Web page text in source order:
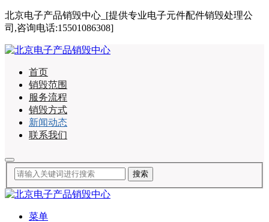
北京电子产品销毁中心_[提供专业电子元件配件销毁处理公
司,咨询电话:15501086308]
首页
销毁范围
服务流程
销毁方式
新闻动态
联系我们
菜单